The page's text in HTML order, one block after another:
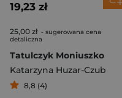
19,23 zł
25,00 zł - sugerowana cena
detaliczna
Tatulczyk Moniuszko
Katarzyna Huzar-Czub
8,8 (4)